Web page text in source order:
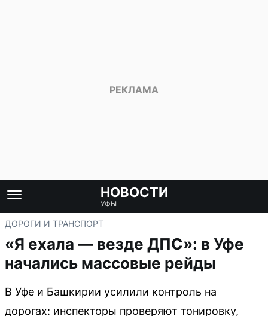
НОВОСТИ
УФЫ
ДОРОГИ И ТРАНСПОРТ
«Я ехала — везде ДПС»: в Уфе
начались массовые рейды
В Уфе и Башкирии усилили контроль на
дорогах: инспекторы проверяют тонировку,